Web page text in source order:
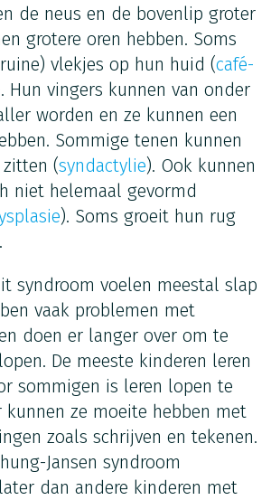
de neus en de bovenlip groter
grotere oren hebben. Soms
vlekjes op hun huid (café-
Hun vingers kunnen van onder
worden en ze kunnen een
Sommige tenen kunnen
(syndactylie). Ook kunnen
niet helemaal gevormd
). Soms groeit hun rug
syndroom voelen meestal slap
vaak problemen met
doen er langer over om te
De meeste kinderen leren
sommigen is leren lopen te
kunnen ze moeite hebben met
zoals schrijven en tekenen.
Jansen syndroom
dan andere kinderen met